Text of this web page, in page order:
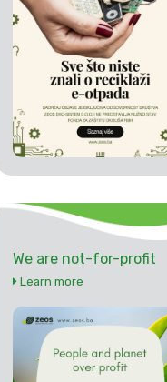
We are not-for-profit
Learn more